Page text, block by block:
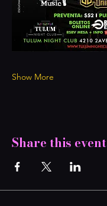
Show More
Share this event